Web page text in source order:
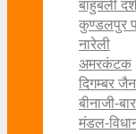
बाहुबली
कुण्डलपुर
नारेली
अमरकंटक
दिगम्बर जैन
बीनाजी-
मंडल-